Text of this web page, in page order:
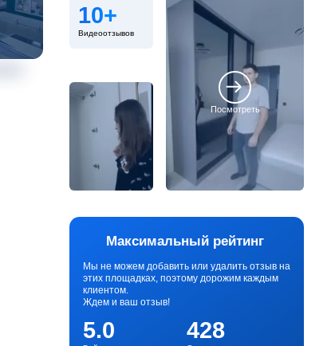
10+
Видеоотзывов
Посмотреть
Максимальный рейтинг
Мы не можем добавить или удалить отзыв на
этих площадках, поэтому дорожим каждым
клиентом.
Ждем и ваш отзыв!
5.0 428